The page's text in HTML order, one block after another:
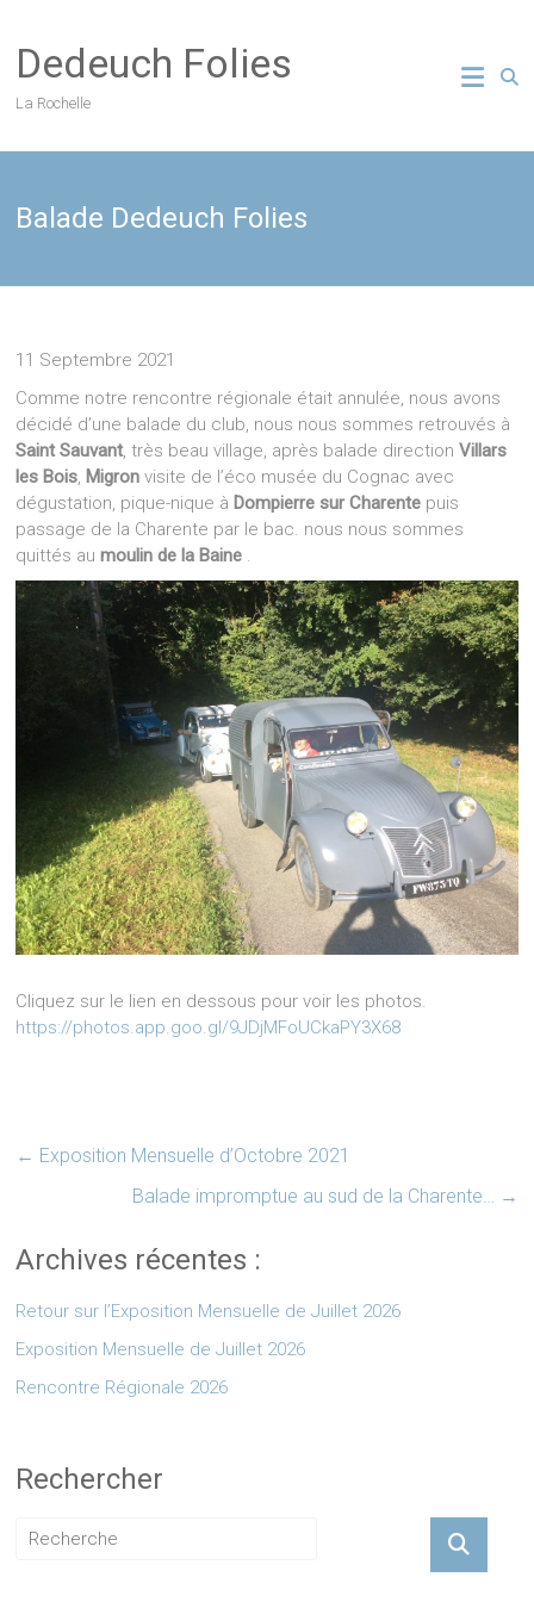
content
Dedeuch Folies
La Rochelle
Balade Dedeuch Folies
11 Septembre 2021
Comme notre rencontre régionale était annulée, nous avons
décidé d’une balade du club, nous nous sommes retrouvés à
Saint Sauvant, très beau village, après balade directionVillars
les Bois, Migron visite de l’éco musée du Cognac avec
dégustation, pique-nique à Dompierre sur Charente puis
passage de la Charente par le bac. nous nous sommes
quittés aumoulin de la Baine .
Cliquez sur le lien en dessous pour voir les photos.
https://photos.app.goo.gl/9JDjMFoUCkaPY3X68
← Exposition Mensuelle d’Octobre 2021
Balade impromptue au sud de la Charente… →
Archives récentes :
Retour sur l’Exposition Mensuelle de Juillet 2026
Exposition Mensuelle de Juillet 2026
Rencontre Régionale 2026
Rechercher